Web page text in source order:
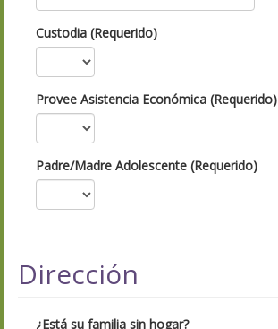
Custodia (Requerido)
Provee Asistencia Económica (Requerido)
Padre/Madre Adolescente (Requerido)
Dirección
¿Está su familia sin hogar?